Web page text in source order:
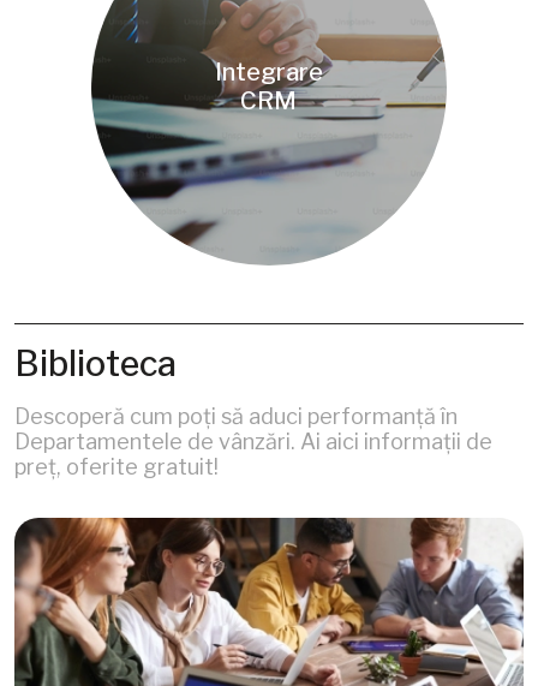
Integrare
CRM
Biblioteca
Descoperă cum poți să aduci performanță în
Departamentele de vânzări. Ai aici informații de
preț, oferite gratuit!